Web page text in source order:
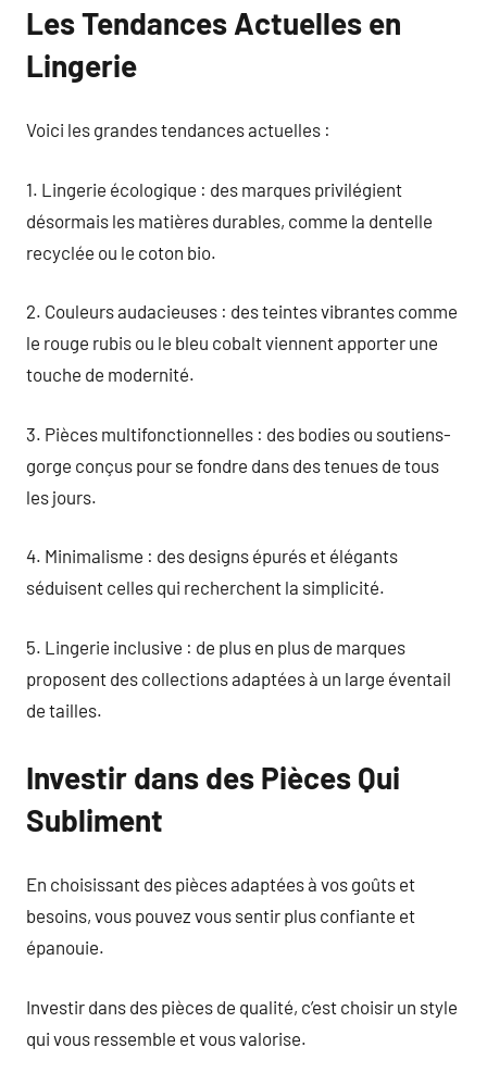
Les Tendances Actuelles en
Lingerie
Voici les grandes tendances actuelles :
1. Lingerie écologique : des marques privilégient
désormais les matières durables, comme la dentelle
recyclée ou le coton bio.
2. Couleurs audacieuses : des teintes vibrantes comme
le rouge rubis ou le bleu cobalt viennent apporter une
touche de modernité.
3. Pièces multifonctionnelles : des bodies ou soutiens-
gorge conçus pour se fondre dans des tenues de tous
les jours.
4. Minimalisme : des designs épurés et élégants
séduisent celles qui recherchent la simplicité.
5. Lingerie inclusive : de plus en plus de marques
proposent des collections adaptées à un large éventail
de tailles.
Investir dans des Pièces Qui
Subliment
En choisissant des pièces adaptées à vos goûts et
besoins, vous pouvez vous sentir plus confiante et
épanouie.
Investir dans des pièces de qualité, c’est choisir un style
qui vous ressemble et vous valorise.